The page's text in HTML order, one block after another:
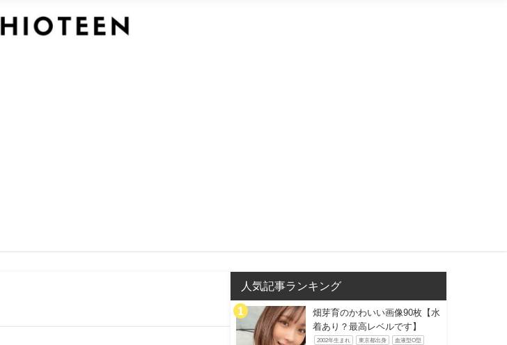
人気記事ランキング
畑芽育のかわいい画像90枚【水
着あり？最高レベルです】
2002年生まれ 東京都出身 血液型O型